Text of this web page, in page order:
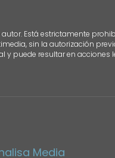
Está estrictamente
sin la autorización
puede resultar en acciones
Media